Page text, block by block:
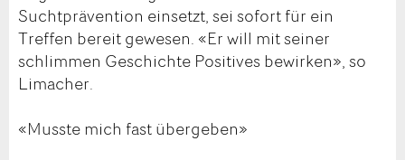
Suchtprävention einsetzt, sei sofort für ein
Treffen bereit gewesen. «Er will mit seiner
schlimmen Geschichte Positives bewirken», so
Limacher.
«Musste mich fast übergeben»